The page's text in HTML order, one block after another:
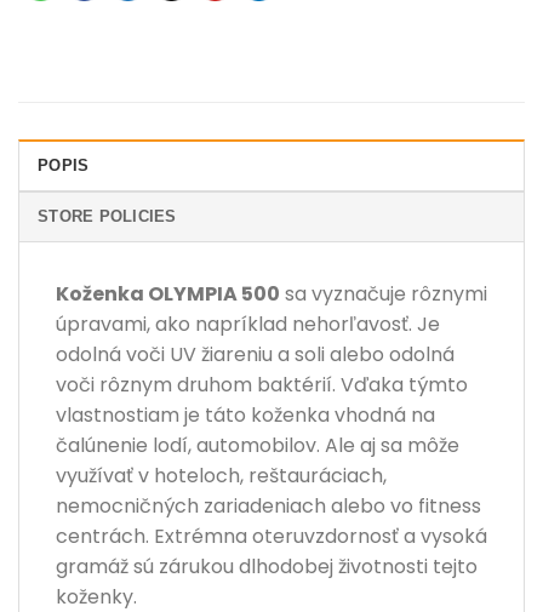
POPIS
STORE POLICIES
Koženka OLYMPIA 500 sa vyznačuje rôznymi
úpravami, ako napríklad nehorľavosť. Je
odolná voči UV žiareniu a soli alebo odolná
voči rôznym druhom baktérií. Vďaka týmto
vlastnostiam je táto koženka vhodná na
čalúnenie lodí, automobilov. Ale aj sa môže
využívať v hoteloch, reštauráciach,
nemocničných zariadeniach alebo vo fitness
centrách. Extrémna oteruvzdornosť a vysoká
gramáž sú zárukou dlhodobej životnosti tejto
koženky.